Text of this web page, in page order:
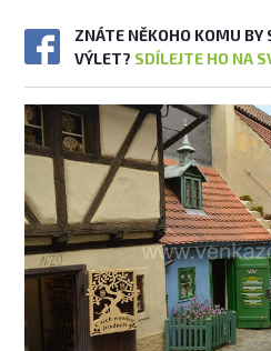
ZNÁTE NĚKOHO KOMU
VÝLET? SDÍLEJTE HO NA